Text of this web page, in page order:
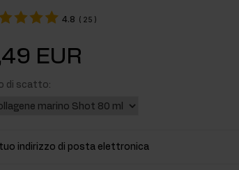
4.8 ( 25 )
EUR
di scatto:
tuo indirizzo di posta elettronica